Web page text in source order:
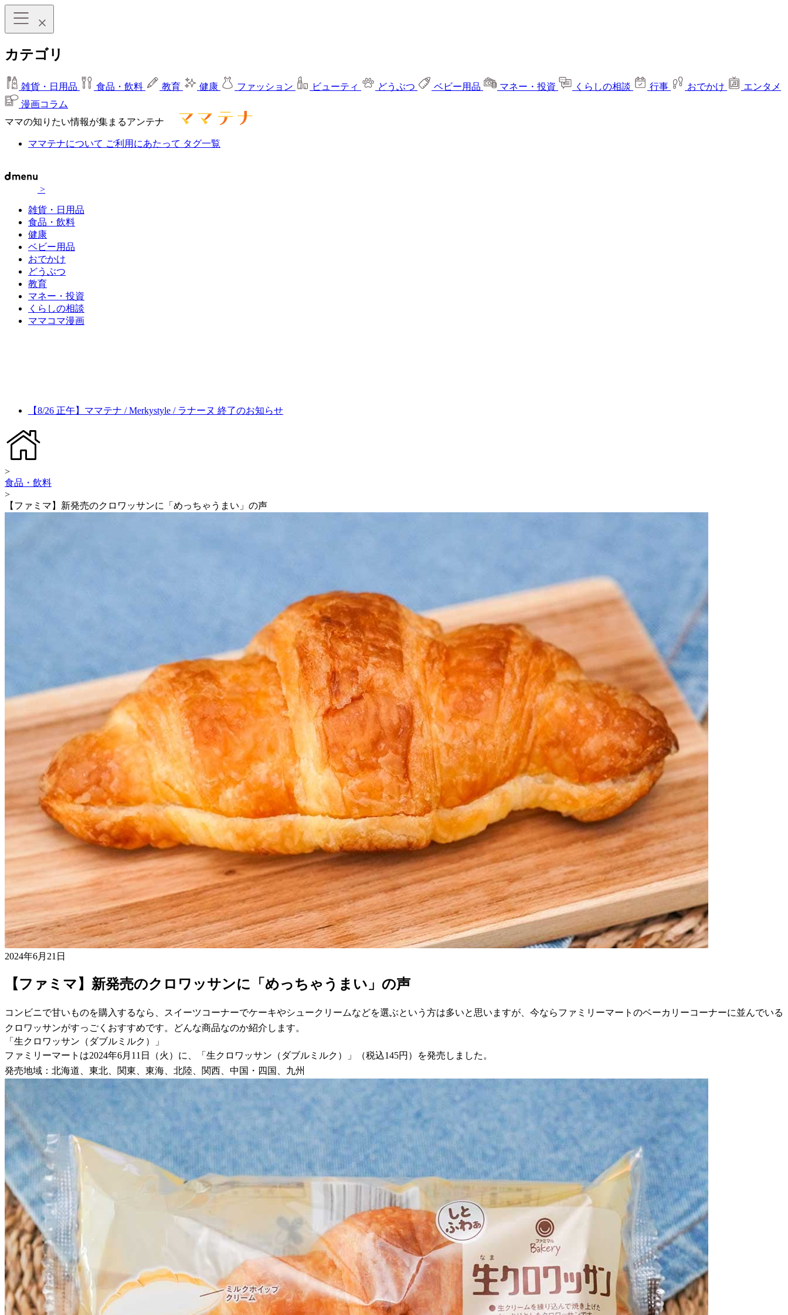
カテゴリ
雑貨・日用品 食品・飲料 教育 健康 ファッション ビューティ どうぶつ ベビー用品 マネー・投資 くらしの相談 行事 おでかけ
エンタメ
漫画コラム
ママの知りたい情報が集まるアンテナ
ママテナについて ご利用にあたって タグ一覧
>
雑貨・日用品
食品・飲料
健康
ベビー用品
おでかけ
どうぶつ
教育
マネー・投資
くらしの相談
ママコマ漫画
【8/26 正午】ママテナ / Merkystyle / ラナーヌ 終了のお知らせ
>
食品・飲料
>
【ファミマ】新発売のクロワッサンに「めっちゃうまい」の声
2024年6月21日
【ファミマ】新発売のクロワッサンに「めっちゃうまい」の声
コンビニで甘いものを購入するなら、スイーツコーナーでケーキやシュークリームなどを選ぶという方は多いと思いますが、今ならファミリーマートのベーカリーコーナーに並んでいる
クロワッサンがすっごくおすすめです。どんな商品なのか紹介します。
「生クロワッサン（ダブルミルク）」
ファミリーマートは2024年6月11日（火）に、「生クロワッサン（ダブルミルク）」（税込145円）を発売しました。
発売地域：北海道、東北、関東、東海、北陸、関西、中国・四国、九州